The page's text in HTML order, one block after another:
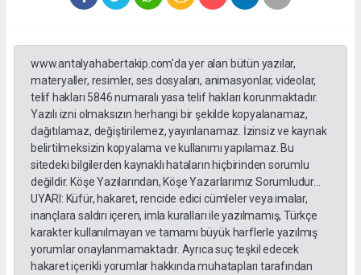
www.antalyahabertakip.com'da yer alan bütün yazılar,
materyaller, resimler, ses dosyaları, animasyonlar, videolar,
telif hakları 5846 numaralı yasa telif hakları korunmaktadır.
Yazılı izni olmaksızın herhangi bir şekilde kopyalanamaz,
dağıtılamaz, değiştirilemez, yayınlanamaz. İzinsiz ve kaynak
belirtilmeksizin kopyalama ve kullanımı yapılamaz. Bu
sitedeki bilgilerden kaynaklı hataların hiçbirinden sorumlu
değildir. Köşe Yazılarından, Köşe Yazarlarımız Sorumludur...
UYARI: Küfür, hakaret, rencide edici cümleler veya imalar,
inançlara saldırı içeren, imla kuralları ile yazılmamış, Türkçe
karakter kullanılmayan ve tamamı büyük harflerle yazılmış
yorumlar onaylanmamaktadır. Ayrıca suç teşkil edecek
hakaret içerikli yorumlar hakkında muhatapları tarafından